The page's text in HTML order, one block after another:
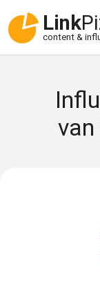
Link
content &